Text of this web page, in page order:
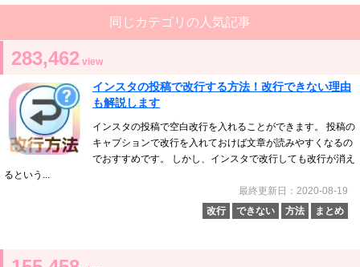
同じカテゴリの人気記事
283,462 view
インスタの投稿で改行する方法！改行できない理由
も解説します
インスタの投稿で空白改行を入れることができます。 投稿の
キャプションで改行を入れておけば文章が読みやすくなるの
でおすすめです。 しかし、インスタで改行しても改行が消え
るという...
最終更新日：2020-08-19
改行
できない 方法 まとめ